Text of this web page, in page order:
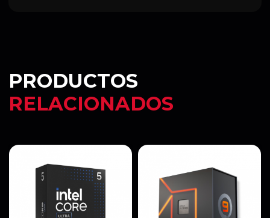
PRODUCTOS
RELACIONADOS